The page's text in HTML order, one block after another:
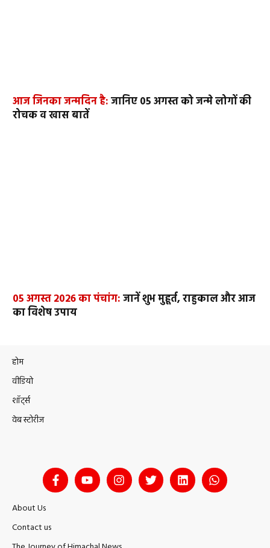
आज जिनका जन्मदिन है:जानिए 05 अगस्त को जन्मे लोगों की
रोचक व खास बातें
05 अगस्त 2026 का पंचांग:जानें शुभ मुहूर्त, राहुकाल और आज
का विशेष उपाय
होम
वीडियो
शॉर्ट्स
वेब स्टोरीज
About Us
Contact us